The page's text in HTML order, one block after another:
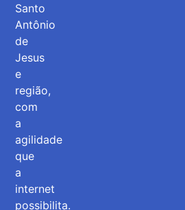
Santo
Antônio
de
Jesus
e
região,
com
a
agilidade
que
a
internet
possibilita.